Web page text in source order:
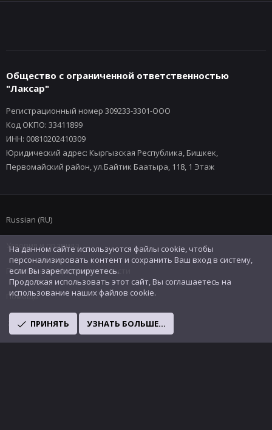
Общество с ограниченной ответственностью
"Лаксар"
Регистрационный номер 309233-3301-ООО
Код ОКПО: 33411899
ИНН: 00810202410309
Юридический адрес: Кыргызская Республика, Бишкек,
Первомайский район, ул.Байтик Баатыра, 118, 1 Этаж
Russian (RU)
Условия и правила
Политика конфиденциальности
Помощь
R
S
На данном сайте используются файлы cookie, чтобы
персонализировать контент и сохранить Ваш вход в систему,
если Вы зарегистрируетесь.
Продолжая использовать этот сайт, Вы соглашаетесь на
использование наших файлов cookie.
ПРИНЯТЬ УЗНАТЬ БОЛЬШЕ...